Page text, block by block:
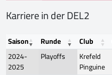
Karriere in der DEL2
Saison Runde Club
2024-
2025
Playoffs
Krefeld
Pinguine